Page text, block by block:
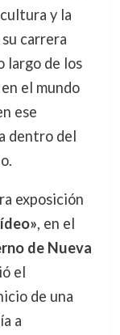
y la
carrera
largo de los
el mundo
ese
dentro del
exposición
, en el
de Nueva
el
de una
a